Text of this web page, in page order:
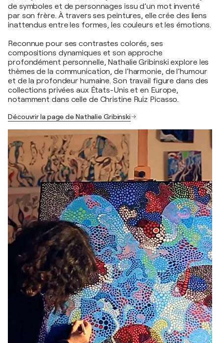
de symboles et de personnages issu d’un mot inventé
par son frère. À travers ses peintures, elle crée des liens
inattendus entre les formes, les couleurs et les émotions.
Reconnue pour ses contrastes colorés, ses
compositions dynamiques et son approche
profondément personnelle, Nathalie Gribinski explore les
thèmes de la communication, de l’harmonie, de l’humour
et de la profondeur humaine. Son travail figure dans des
collections privées aux États-Unis et en Europe,
notamment dans celle de Christine Ruiz Picasso.
Découvrir la page de Nathalie Gribinski